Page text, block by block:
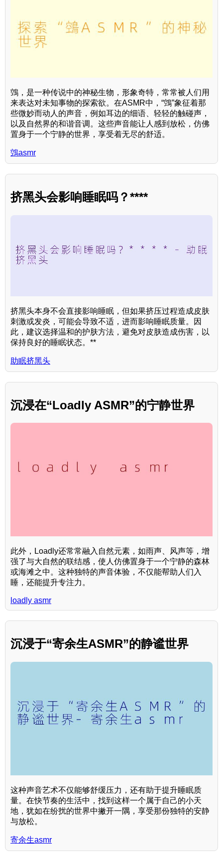
鵼，是一种传说中的神秘生物，形象奇特，常常被人们用
来表达对未知事物的探索欲。在ASMR中，“鵼”象征着那
些微妙而动人的声音，例如耳边的细语、轻轻的触碰声，
以及自然界的和谐音调。这些声音能让人感到放松，仿佛
置身于一个宁静的世界，享受着无尽的舒适。
鵼asmr
挤黑头会影响睡眠吗？****
挤黑头本身不会直接影响睡眠，但如果挤压过程造成皮肤
刺激或发炎，可能会导致不适，进而影响睡眠质量。因
此，建议选择温和的护肤方法，避免对皮肤造成伤害，以
保持良好的睡眠状态。**
助眠挤黑头
沉浸在“Loadly ASMR”的宁静世界
此外，Loadly还常常融入自然元素，如雨声、风声等，增
强了与大自然的联结感，使人仿佛置身于一个宁静的森林
或海滩之中。这种独特的声音体验，不仅能帮助人们入
睡，还能提升专注力。
loadly asmr
沉浸于“寄余生ASMR”的静谧世界
这种声音艺术不仅能够舒缓压力，还有助于提升睡眠质
量。在快节奏的生活中，找到这样一个属于自己的小天
地，犹如在纷扰的世界中撇开一隅，享受那份独特的安静
与放松。
寄余生asmr